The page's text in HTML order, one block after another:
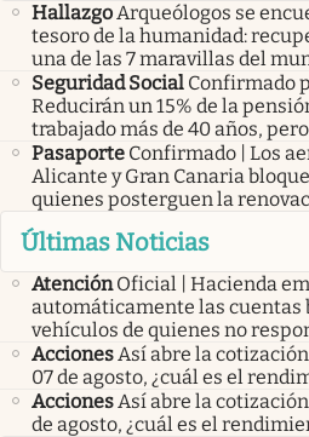
HallazgoArqueólogos se
tesoro de la humanidad:
una de las 7 maravillas del
Seguridad Social Confirmado
Reducirán un 15% de la
trabajado más de 40 años,
Pasaporte Confirmado | Los
Alicante y Gran Canaria
quienes posterguen la
Últimas Noticias
Atención Oficial | Hacienda
automáticamente las cuentas
vehículos de quienes no
Acciones Así abre la
07 de agosto, ¿cuál es el
Acciones Así abre la
de agosto, ¿cuál es el